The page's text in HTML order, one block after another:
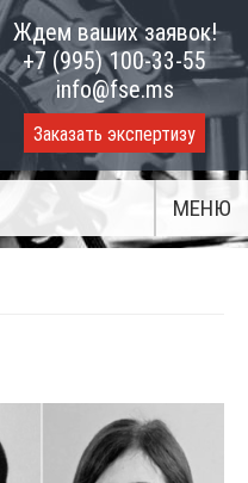
Ждем ваших заявок!
+7 (995) 100-33-55
info@fse.ms
Заказать экспертизу
МЕНЮ